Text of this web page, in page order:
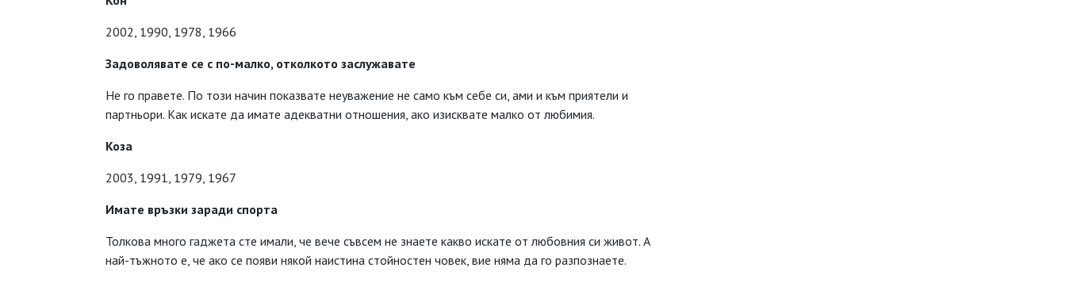
2002, 1990, 1978, 1966
Задоволявате се с по-малко, отколкото заслужавате
Не го правете. По този начин показвате неуважение не само към себе си, ами и към приятели и
партньори. Как искате да имате адекватни отношения, ако изисквате малко от любимия.
Коза
2003, 1991, 1979, 1967
Имате връзки заради спорта
Толкова много гаджета сте имали, че вече съвсем не знаете какво искате от любовния си живот. А
най-тъжното е, че ако се появи някой наистина стойностен човек, вие няма да го разпознаете.